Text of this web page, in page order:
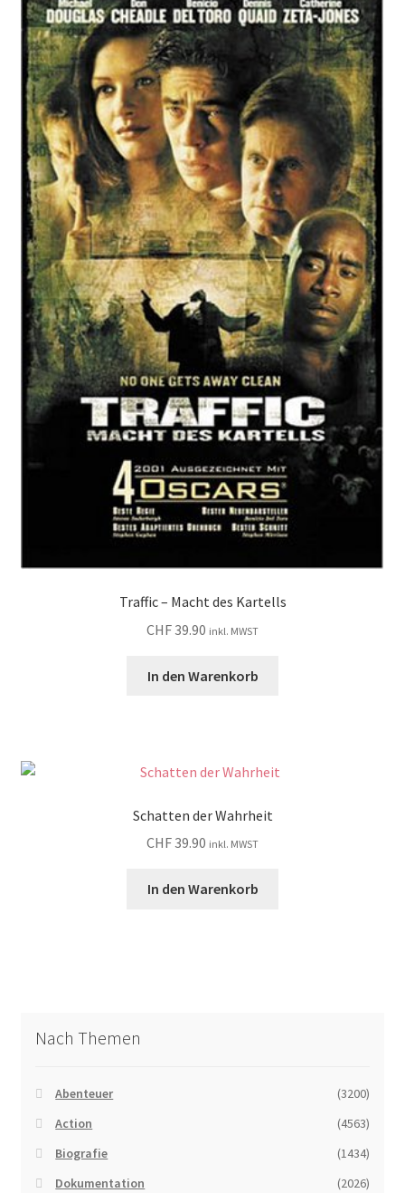
Traffic – Macht des Kartells
CHF39.90 inkl. MWST
In den Warenkorb
Schatten der Wahrheit
CHF39.90 inkl. MWST
In den Warenkorb
Nach Themen
Abenteuer
(3200)
Action
(4563)
Biografie
(1434)
Dokumentation
(2026)